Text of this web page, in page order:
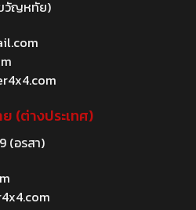
วัญหทัย)
(ต่างประเทศ)
(อรสา)